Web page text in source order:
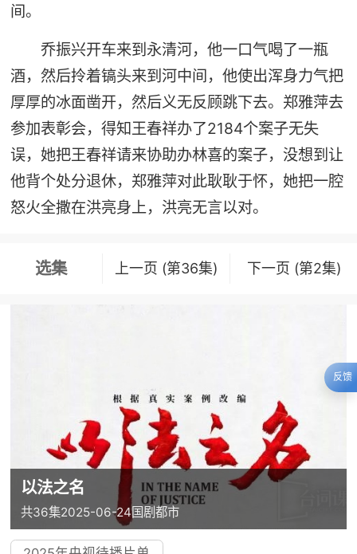
间。
乔振兴开车来到永清河，他一口气喝了一瓶
酒，然后拎着镐头来到河中间，他使出浑身力气把
厚厚的冰面凿开，然后义无反顾跳下去。郑雅萍去
参加表彰会，得知王春祥办了2184个案子无失
误，她把王春祥请来协助办林喜的案子，没想到让
他背个处分退休，郑雅萍对此耿耿于怀，她把一腔
怒火全撒在洪亮身上，洪亮无言以对。
选集 上一页 (第36集) 下一页 (第2集)
以法之名
共36集2025-06-24国剧都市
反馈